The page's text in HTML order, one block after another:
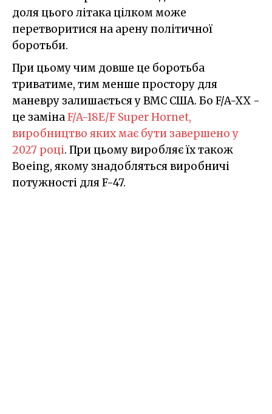
доля цього літака цілком може
перетворитися на арену політичної
боротьби.
При цьому чим довше це боротьба
триватиме, тим менше простору для
маневру залишається у ВМС США. Бо F/A-XX -
це замінаF/A-18E/F Super Hornet,
виробництво яких має бути завершено у
2027 році. При цьому виробляє їх також
Boeing, якому знадобляться виробничі
потужності для F-47.